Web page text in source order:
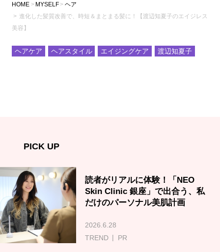
HOME MYSELF
ヘア
進化した髪質改善で、時短＆まとまる髪に！【渡辺知夏子のエイジレス
美容】
ヘアケア ヘアスタイル エイジングケア 渡辺知夏子
PICK UP
読者がリアルに体験！「NEO
Skin Clinic 銀座」で出合う、私
だけのパーソナル美肌計画
2026.6.28
TREND
PR